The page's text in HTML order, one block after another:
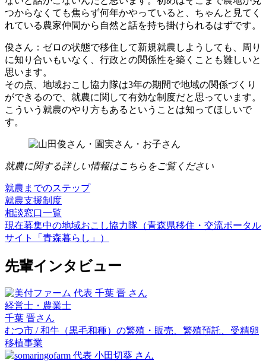
つからなくても焦らず何年かやっていると、ちゃんと見てく
れている農家仲間から自然と話を持ち掛けられるはずです。
俊さん ：ゼロの状態で移住して新規就農しようしても、周り
に知り合いもいなく、行政との関係性を築くことも難しいと
思います。
その点、地域おこし協力隊は3年の期間で地域の関係づくり
ができるので、就農に関して有効な制度だと思っています。
こういう就農のやり方もあるということは知ってほしいで
す。
就農に関する詳しい情報はこちらをご覧ください
就農までのステップ
就農支援制度
相談窓口一覧
現在募集中の地域おこし協力隊（青森県移住・交流ポータル
サイト「青森暮らし」）
先輩インタビュー
経営士・農業士
千葉 晋さん
むつ市 / 和牛（黒毛和種）の繁殖・販売、繁殖預託、受精卵
移植事業